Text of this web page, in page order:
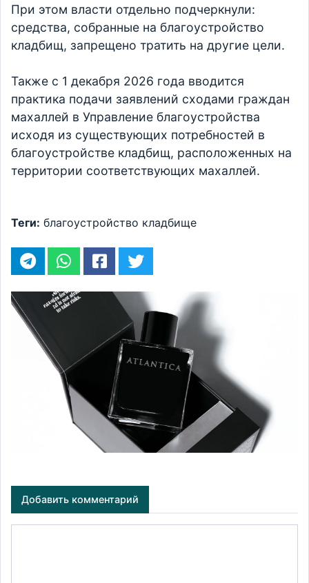
При этом власти отдельно подчеркнули:
средства, собранные на благоустройство
кладбищ, запрещено тратить на другие цели.
Также ​с 1 декабря 2026 года вводится
практика подачи заявлений сходами граждан
махаллей в Управление благоустройства
исходя из существующих потребностей в
благоустройстве кладбищ, расположенных на
территории соответствующих махаллей.
Теги: благоустройство кладбище
Добавить комментарий